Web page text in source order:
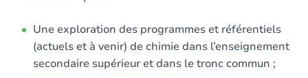
Une exploration des programmes et référentiels
(actuels et à venir) de chimie dans l’enseignement
secondaire supérieur et dans le tronc commun ;